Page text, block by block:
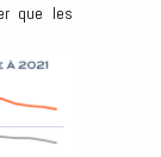
que les